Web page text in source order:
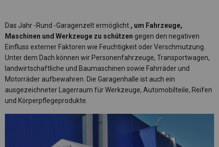
Das Jahr -Rund -Garagenzelt ermöglicht , um Fahrzeuge,
Maschinen und Werkzeuge zu schützen gegen den negativen
Einfluss externer Faktoren wie Feuchtigkeit oder Verschmutzung.
Unter dem Dach können wir Personenfahrzeuge, Transportwagen,
landwirtschaftliche und Baumaschinen sowie Fahrräder und
Motorräder aufbewahren. Die Garagenhalle ist auch ein
ausgezeichneter Lagerraum für Werkzeuge, Automobilteile, Reifen
und Körperpflegeprodukte.